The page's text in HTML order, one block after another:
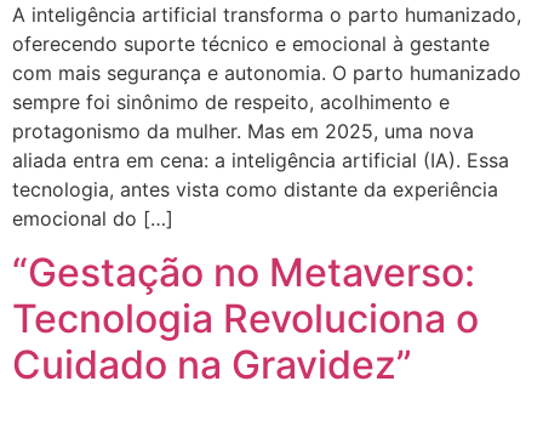
A inteligência artificial transforma o parto humanizado,
oferecendo suporte técnico e emocional à gestante
com mais segurança e autonomia. O parto humanizado
sempre foi sinônimo de respeito, acolhimento e
protagonismo da mulher. Mas em 2025, uma nova
aliada entra em cena: a inteligência artificial (IA). Essa
tecnologia, antes vista como distante da experiência
emocional do […]
“Gestação no Metaverso:
Tecnologia Revoluciona o
Cuidado na Gravidez”